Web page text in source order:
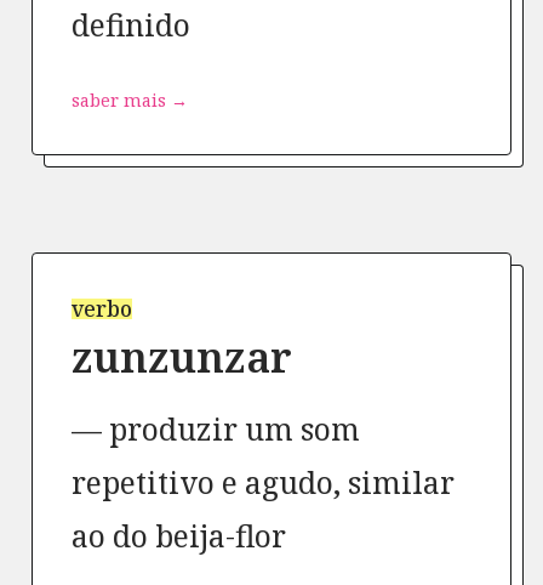
definido
saber mais →
verbo
zunzunzar
produzir um som
repetitivo e agudo, similar
ao do beija-flor